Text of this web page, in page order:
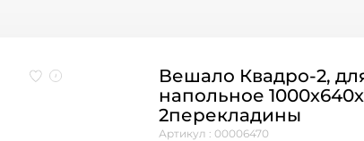
Вешало Квадро-2,
напольное
2перекладины
Артикул : 00006470